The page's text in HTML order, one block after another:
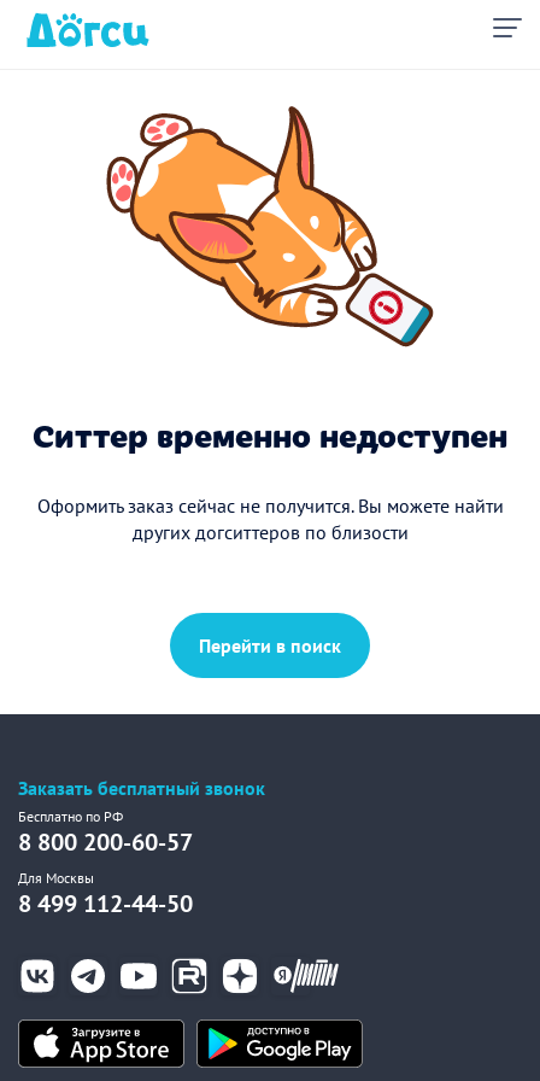
Ситтер временно недоступен
Оформить заказ сейчас не получится. Вы можете найти
других догситтеров по близости
Перейти в поиск
Заказать бесплатный звонок
Бесплатно по РФ
8 800 200-60-57
Для Москвы
8 499 112-44-50